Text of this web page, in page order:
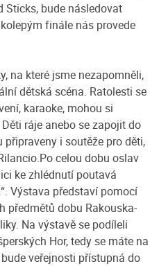
Sticks, bude následovat
finále nás provede
na které jsme nezapomněli,
dětská scéna. Ratolesti se
karaoke, mohou si
ráje anebo se zapojit do
i soutěže pro děti,
celou dobu oslav
ke zhlédnutí poutavá
Výstava představí pomocí
předmětů dobu Rakouska-
Na výstavě se podíleli
Hor, tedy se máte na
veřejnosti přístupná do